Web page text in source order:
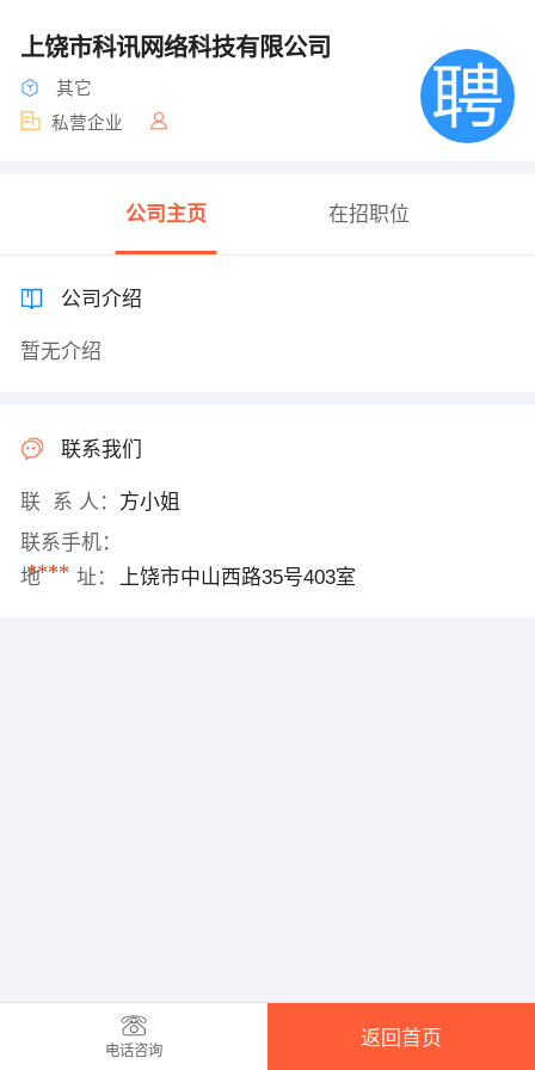
上饶市科讯网络科技有限公司
其它
私营企业
公司主页 在招职位
公司介绍
暂无介绍
联系我们
联 系 人： 方小姐
联系手机：
****
地 址： 上饶市中山西路35号403室
电话咨询
返回首页